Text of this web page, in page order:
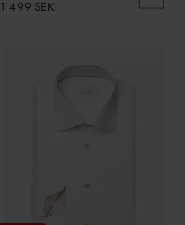
1 499 SEK